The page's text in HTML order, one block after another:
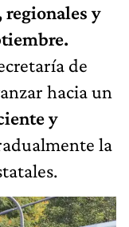
y
de
hacia un
y
la